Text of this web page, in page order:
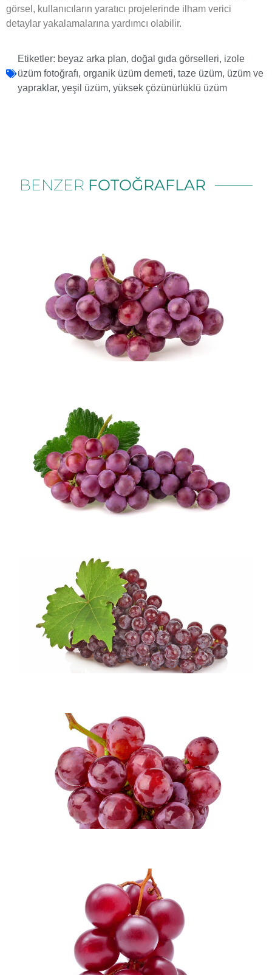
görsel, kullanıcıların yaratıcı projelerinde ilham verici
detaylar yakalamalarına yardımcı olabilir.
Etiketler: beyaz arka plan, doğal gıda görselleri, izole
üzüm fotoğrafı, organik üzüm demeti, taze üzüm, üzüm ve
yapraklar, yeşil üzüm, yüksek çözünürlüklü üzüm
BENZER FOTOĞRAFLAR